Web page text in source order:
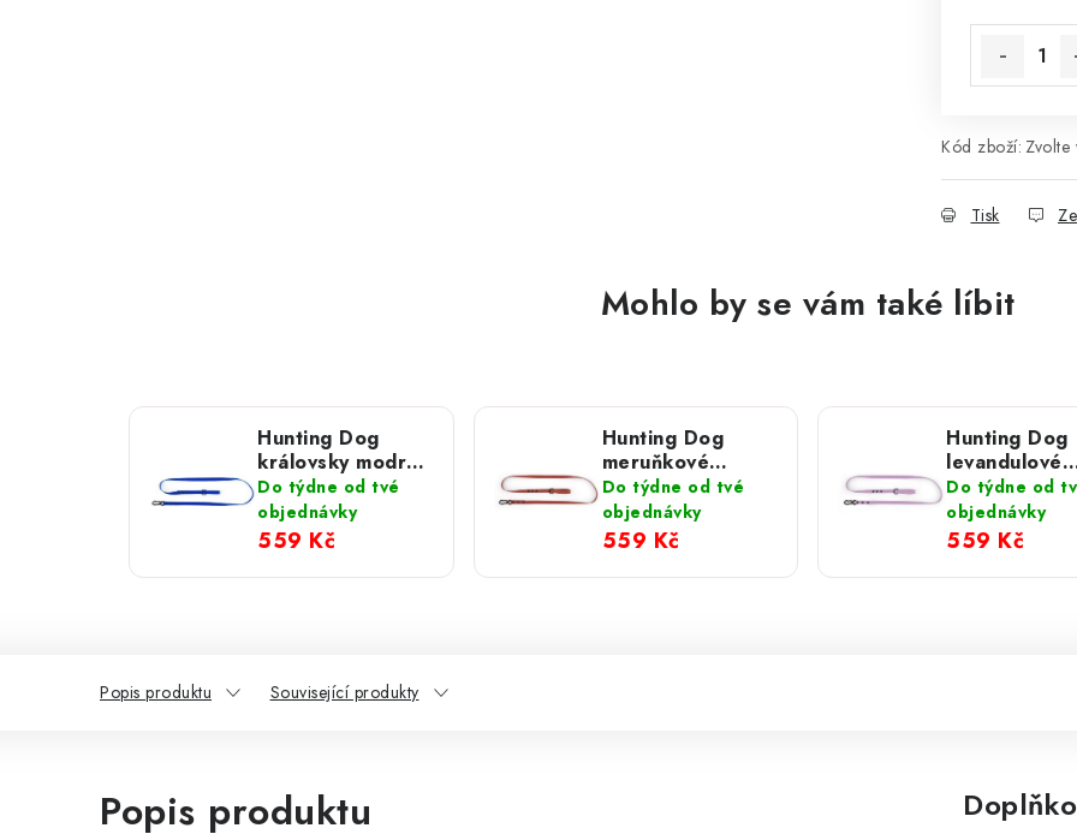
Kód zboží: Zvolte
Tisk
Mohlo by se vám také líbit
Hunting Dog
královsky modré
vodítko s
hliníkovou
karabinou 165 cm
Do týdne od tvé
objednávky
559 Kč
Hunting Dog
meruňkové
vodítko s
hliníkovou
karabinou 165 cm
Do týdne od tvé
objednávky
559 Kč
Hunting Dog
levandulové
vodítko s
hliníkovou
karabinou
Do týdne od
objednávky
559 Kč
Popis produktu Související produkty
Popis produktu